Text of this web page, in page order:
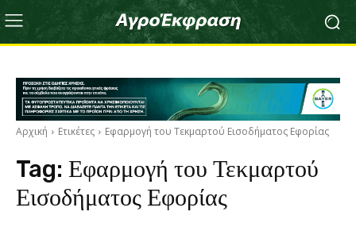
Αρχική Ετικέτες Εφαρμογή του Τεκμαρτού Εισοδήματος Εφορίας
Tag: Εφαρμογή του Τεκμαρτού
Εισοδήματος Εφορίας